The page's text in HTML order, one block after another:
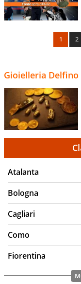
1 2
Gioielleria Delfino
Atalanta
Bologna
Cagliari
Como
Fiorentina